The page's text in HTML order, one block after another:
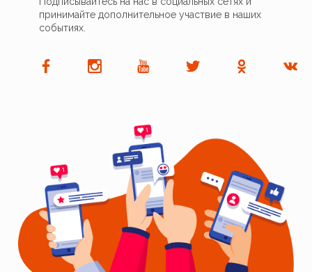
принимайте дополнительное участвие в наших
событиях.